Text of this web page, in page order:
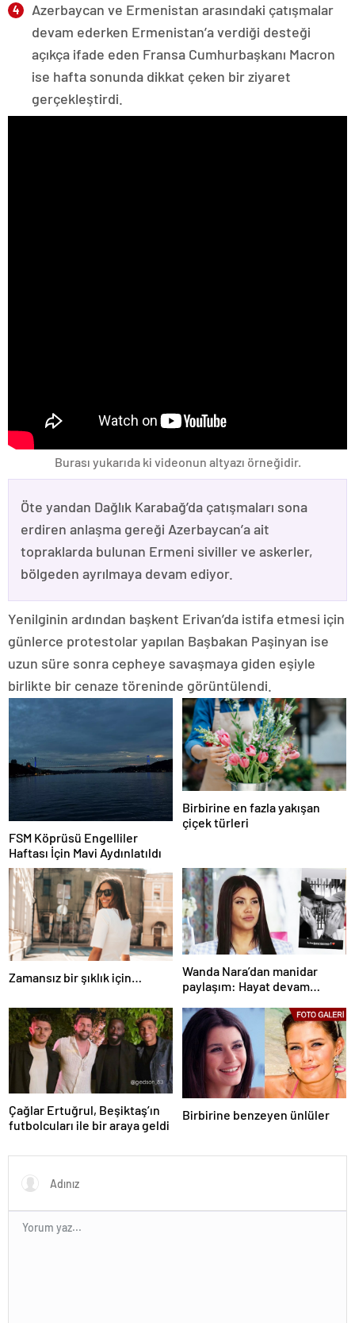
Azerbaycan ve Ermenistan arasındaki çatışmalar
devam ederken Ermenistan’a verdiği desteği
açıkça ifade eden Fransa Cumhurbaşkanı Macron
ise hafta sonunda dikkat çeken bir ziyaret
gerçekleştirdi.
Burası yukarıda ki videonun altyazı örneğidir.
Öte yandan Dağlık Karabağ’da çatışmaları sona
erdiren anlaşma gereği Azerbaycan’a ait
topraklarda bulunan Ermeni siviller ve askerler,
bölgeden ayrılmaya devam ediyor.
Yenilginin ardından başkent Erivan’da istifa etmesi için
günlerce protestolar yapılan Başbakan Paşinyan ise
uzun süre sonra cepheye savaşmaya giden eşiyle
birlikte bir cenaze töreninde görüntülendi.
FSM Köprüsü Engelliler
Haftası İçin Mavi Aydınlatıldı
Birbirine en fazla yakışan
çiçek türleri
Zamansız bir şıklık için…
Wanda Nara’dan manidar
paylaşım: Hayat devam
Çağlar Ertuğrul, Beşiktaş’ın
futbolcuları ile bir araya geldi
Birbirine benzeyen ünlüler